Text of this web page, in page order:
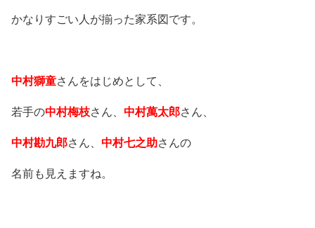
かなりすごい人が揃った家系図です。
中村獅童さんをはじめとして、
若手の中村梅枝さん、 中村萬太郎さん、
中村勘九郎さん、 中村七之助さんの
名前も見えますね。